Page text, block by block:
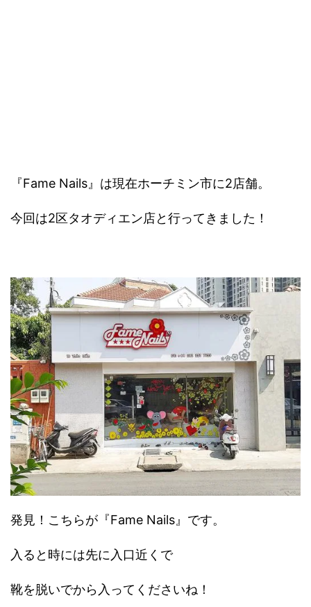
『Fame Nails』は現在ホーチミン市に2店舗。
今回は2区タオディエン店と行ってきました！
発見！こちらが『Fame Nails』です。
入ると時には先に入口近くで
靴を脱いでから入ってくださいね！